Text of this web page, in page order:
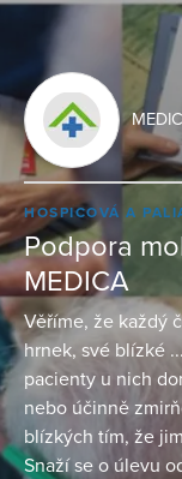
HOSPICOVÁ A
Podpora
MEDICA
Věříme, že každý
hrnek, své blízké
pacienty u nich
nebo účinně
blízkých tím, že
Snaží se o úlevu